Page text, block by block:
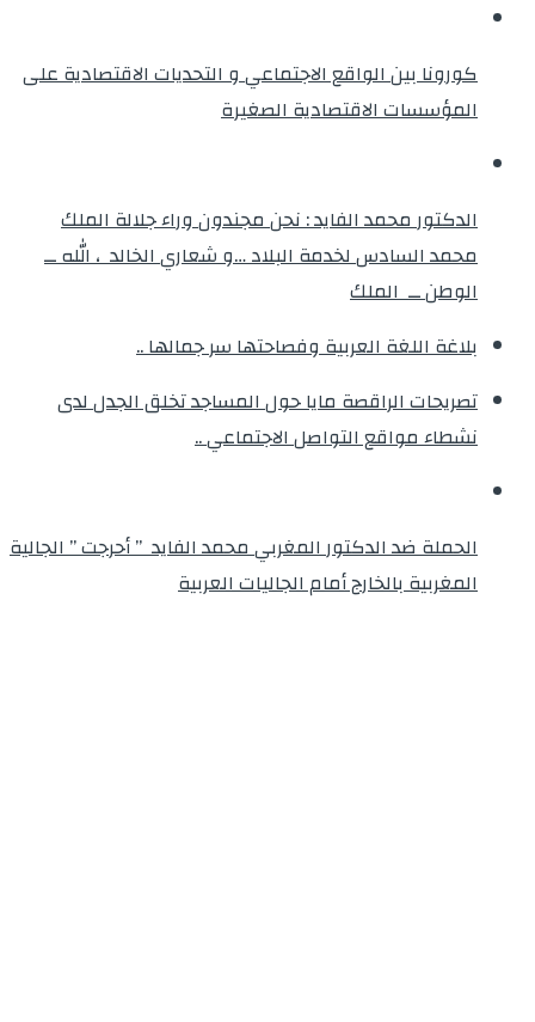
كورونا بين الواقع الاجتماعي و التحديات الاقتصادية على
المؤسسات الاقتصادية الصغيرة
الدكتور محمد الفايد : نحن مجندون وراء جلالة الملك
محمد السادس لخدمة البلاد …و شعاري الخالد ، الله ــ
الوطن ــ الملك
بلاغة اللغة العربية وفصاحتها سر جمالها ..
تصريحات الراقصة مايا حول المساجد تخلق الجدل لدى
نشطاء مواقع التواصل الاجتماعي ..
الحملة ضد الدكتور المغربي محمد الفايد ” أحرجت ” الجالية
المغربية بالخارج أمام الجاليات العربية